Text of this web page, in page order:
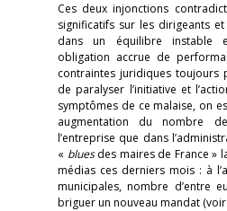
Ces deux injonctions
significatifs sur les dirigeants et
dans un équilibre instable
obligation accrue de
contraintes juridiques toujours
de paralyser l’initiative et
symptômes de ce malaise, on
augmentation du nombre
l’entreprise que dans
« bluesdes maires de France »
médias ces derniers mois : à
municipales, nombre d’entre
briguer un nouveau mandat (voir